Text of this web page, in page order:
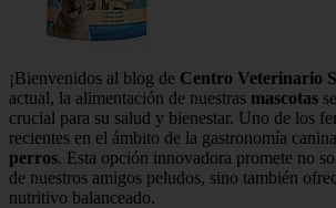
¡Bienvenidos al blog de Centro Veterinario
actual, la alimentación de nuestras mascotas
crucial para su salud y bienestar. Uno de los
recientes en el ámbito de la gastronomía
perros. Esta opción innovadora promete no
de nuestros amigos peludos, sino también
nutritivo balanceado.